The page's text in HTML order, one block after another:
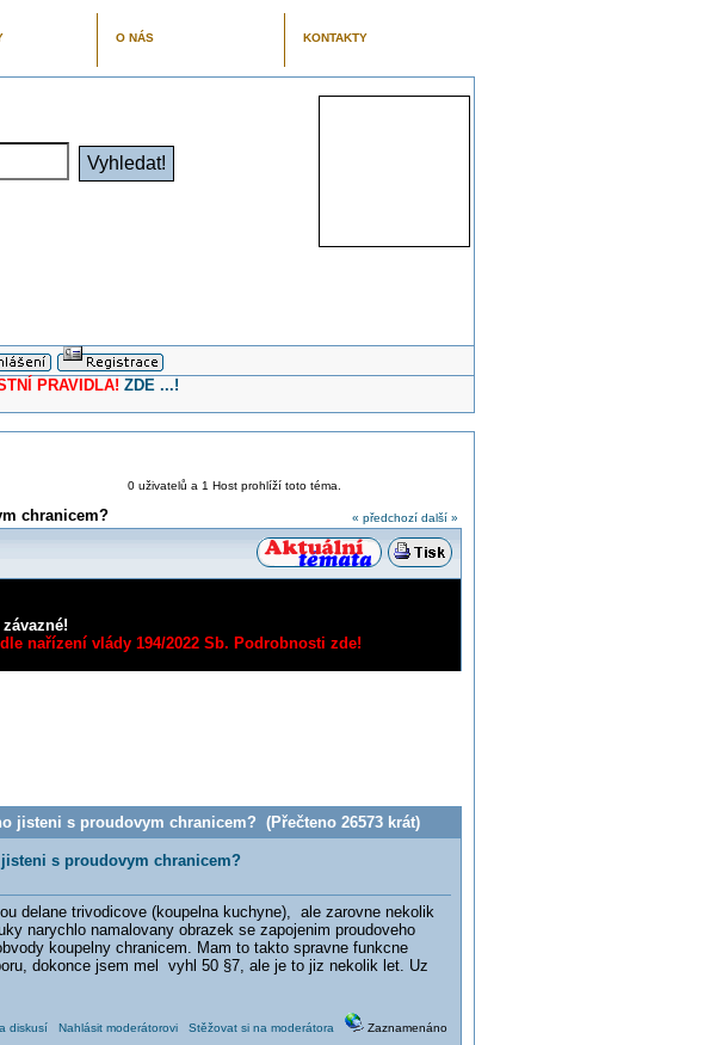
O NÁS KONTAKTY
PRAVIDLA! ZDE ...!
chranicem?
0 uživatelů a 1 Host prohlíží toto téma.
« předchozí další »
nařízení vlády 194/2022 Sb. Podrobnosti zde!
jisteni s proudovym chranicem? (Přečteno 26573 krát)
s proudovym chranicem?
delane trivodicove (koupelna kuchyne), ale zarovne nekolik
narychlo namalovany obrazek se zapojenim proudoveho
koupelny chranicem. Mam to takto spravne funkcne
dokonce jsem mel vyhl 50 §7, ale je to jiz nekolik let. Uz
diskusí Nahlásit moderátorovi Stěžovat si na moderátora Zaznamenáno